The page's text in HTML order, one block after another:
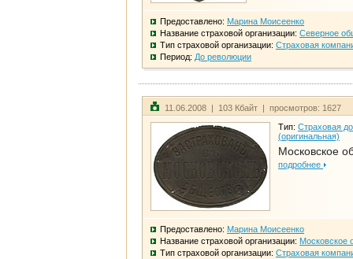
Предоставлено: Марина Моисеенко
Название страховой организации: Северное
Тип страховой организации: Страховая
Период: До революции
11.06.2008 | 103 Кбайт | просмотров: 1627
Тип: Страховая
(оригинальная)
Московское
подробнее
Предоставлено: Марина Моисеенко
Название страховой организации: Московское
Тип страховой организации: Страховая